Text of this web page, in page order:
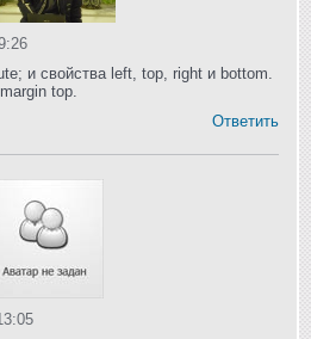
и свойства left, top, right и bottom.
top.
Ответить